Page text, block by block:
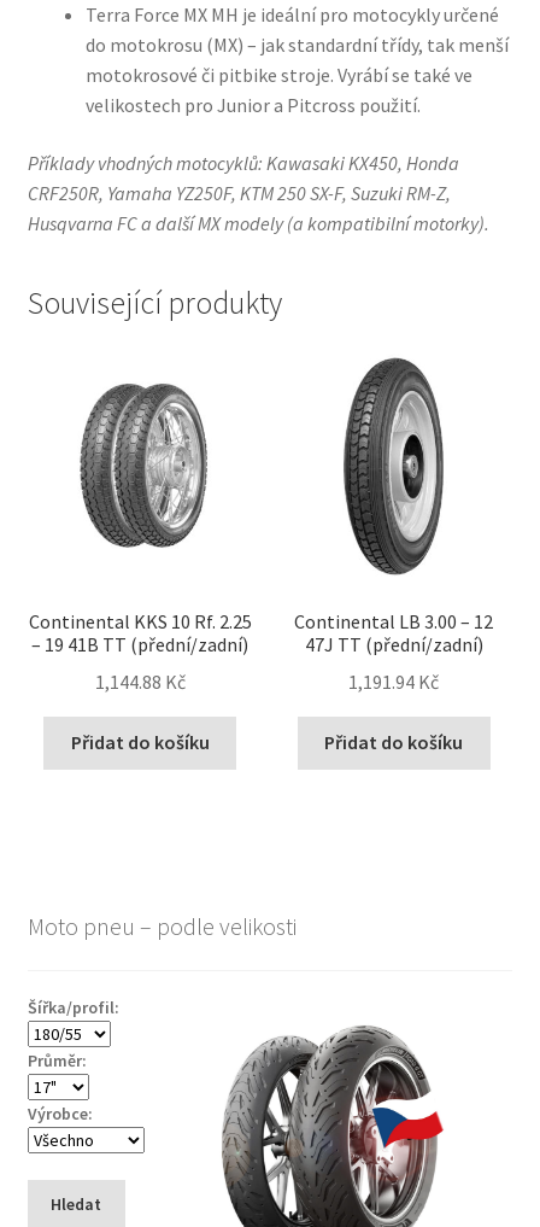
Terra Force MX MH je ideální pro motocykly určené
do motokrosu (MX) – jak standardní třídy, tak menší
motokrosové či pitbike stroje. Vyrábí se také ve
velikostech pro Junior a Pitcross použití.
Příklady vhodných motocyklů: Kawasaki KX450, Honda
CRF250R, Yamaha YZ250F, KTM 250 SX-F, Suzuki RM-Z,
Husqvarna FC a další MX modely (a kompatibilní motorky).
Související produkty
Continental KKS 10 Rf. 2.25
– 19 41B TT (přední/zadní)
1,144.88 Kč
Přidat do košíku
Continental LB 3.00 – 12
47J TT (přední/zadní)
1,191.94 Kč
Přidat do košíku
Moto pneu – podle velikosti
Šířka/profil:
Průměr:
Výrobce:
Hledat